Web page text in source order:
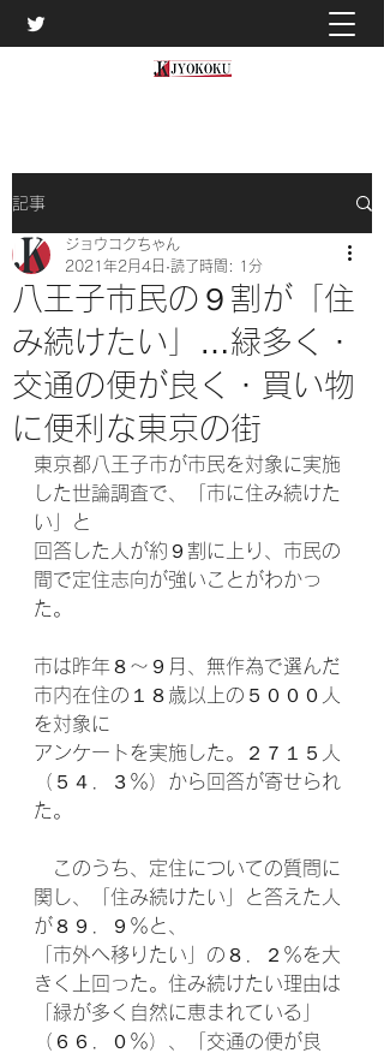
記事
八王子市民の９割が「住
み続けたい」…緑多く・
交通の便が良く・買い物
に便利な東京の街
ジョウコクちゃん
2021年2月4日 読了時間: 1分
東京都八王子市が市民を対象に実施
した世論調査で、「市に住み続けた
い」と
回答した人が約９割に上り、市民の
間で定住志向が強いことがわかっ
た。
市は昨年８～９月、無作為で選んだ
市内在住の１８歳以上の５０００人
を対象に
アンケートを実施した。２７１５人
（５４．３％）から回答が寄せられ
た。
このうち、定住についての質問に
関し、「住み続けたい」と答えた人
が８９．９％と、
「市外へ移りたい」の８．２％を大
きく上回った。住み続けたい理由は
「緑が多く自然に恵まれている」
（６６．０％）、「交通の便が良